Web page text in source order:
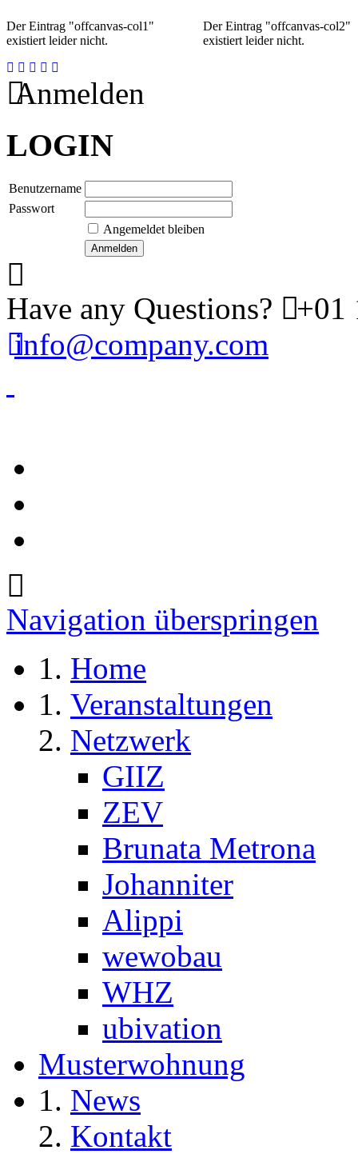
Der Eintrag "offcanvas-col1"
existiert leider nicht.
Der Eintrag "offcanvas-col2"
existiert leider nicht.
Anmelden
LOGIN
Benutzername
Passwort
Angemeldet bleiben
Have any Questions? +01
info@company.com
Navigation überspringen
Home
Veranstaltungen
Netzwerk
GIIZ
ZEV
Brunata Metrona
Johanniter
Alippi
wewobau
WHZ
ubivation
Musterwohnung
News
Kontakt